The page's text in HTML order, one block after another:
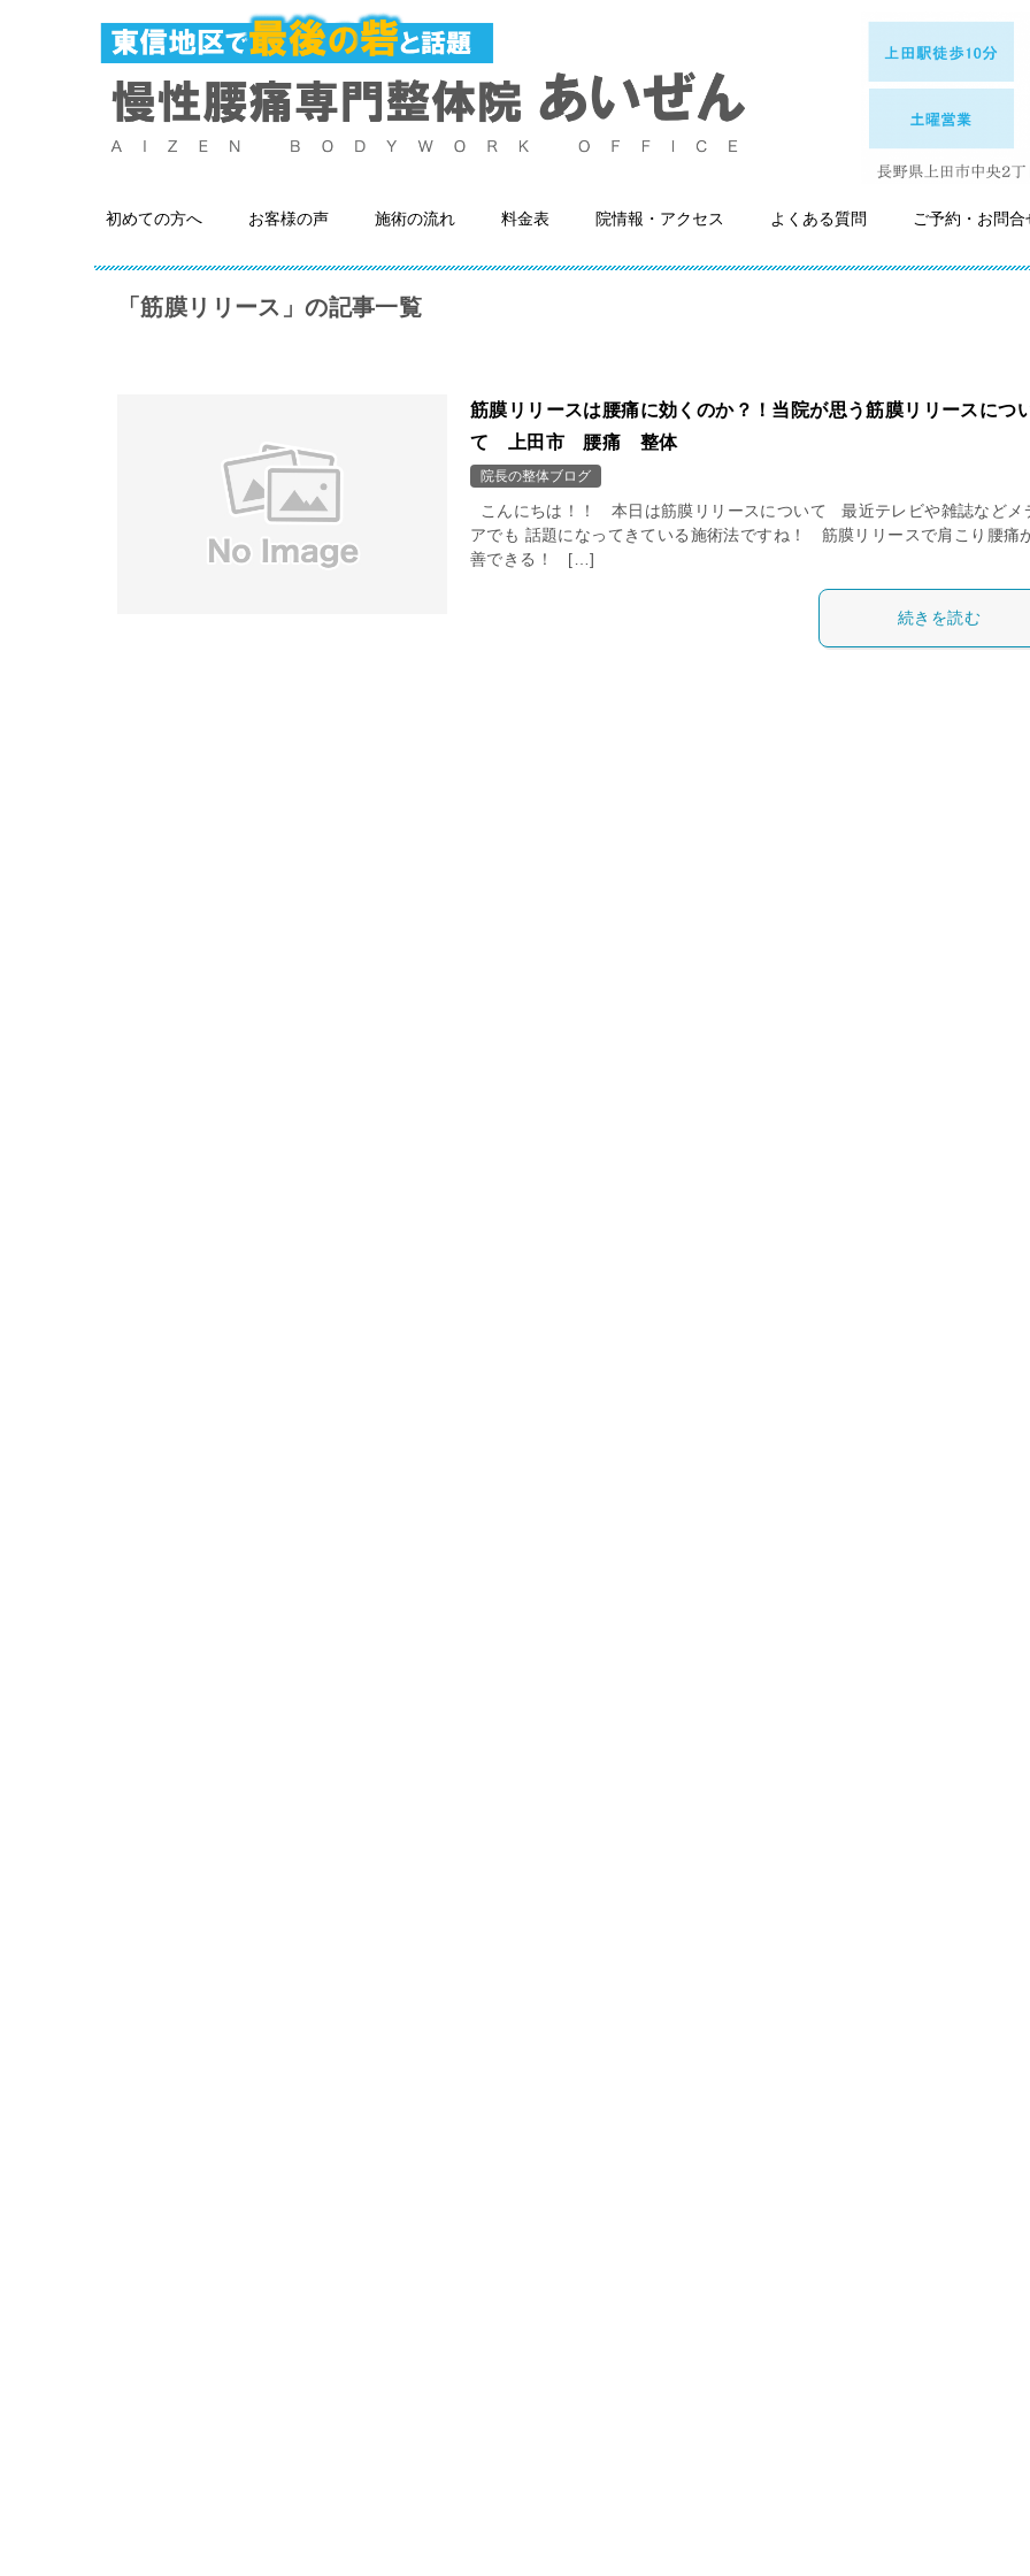
初めての方へ お客様の声 施術の流れ 料金表 院情報・アクセス よくある質問 ご予約・お問合
「筋膜リリース」の記事一覧
筋膜リリースは腰痛に効くのか？！当院が思う筋膜リリースにつ
て 上田市 腰痛 整体
院長の整体ブログ
こんにちは！！ 本日は筋膜リリースについて 最近テレビや雑誌などメ
アでも 話題になってきている施術法ですね！ 筋膜リリースで肩こり腰痛
善できる！ […]
続きを読む